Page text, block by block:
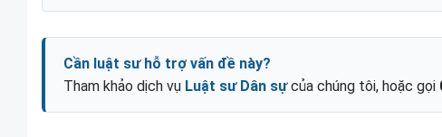
Cần luật sư hỗ trợ vấn đề này?
Tham khảo dịch vụ Luật sư Dân sựcủa chúng tôi, hoặc gọi